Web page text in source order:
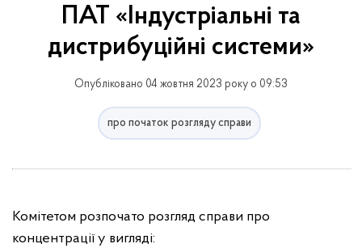
ПАТ «Індустріальні та
дистрибуційні системи»
Опубліковано 04 жовтня 2023 року о 09:53
про початок розгляду справи
Комітетом розпочато розгляд справи про
концентрації у вигляді: